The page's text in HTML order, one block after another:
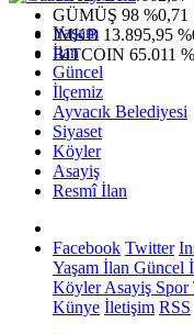
GÜMÜŞ 98 %0,71
IMKB 13.895,95
BITCOIN 65.011
Yaşam
İlan
Güncel
İlçemiz
Ayvacık Belediyesi
Siyaset
Köyler
Asayiş
Resmî İlan
Facebook Twitter
Yaşam İlan Güncel
KöylerAsayiş Spor
Künye İletişim RSS